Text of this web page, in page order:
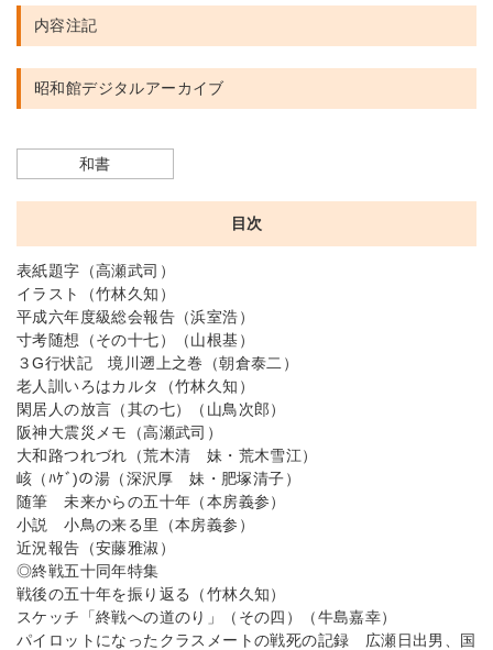
内容注記
昭和館デジタルアーカイブ
和書
目次
表紙題字（高瀬武司）
イラスト（竹林久知）
平成六年度級総会報告（浜室浩）
寸考随想（その十七）（山根基）
３G行状記 境川遡上之巻（朝倉泰二）
老人訓いろはカルタ（竹林久知）
閑居人の放言（其の七）（山鳥次郎）
阪神大震災メモ（高瀬武司）
大和路つれづれ（荒木清 妹・荒木雪江）
峐（ﾊｹﾞ)の湯（深沢厚 妹・肥塚清子）
随筆 未来からの五十年（本房義参）
小説 小鳥の来る里（本房義参）
近況報告（安藤雅淑）
◎終戦五十同年特集
戦後の五十年を振り返る（竹林久知）
スケッチ「終戦への道のり」（その四）（牛島嘉幸）
パイロットになったクラスメートの戦死の記録 広瀬日出男、国